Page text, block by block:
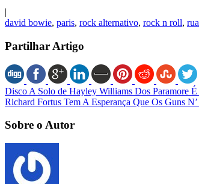
|
david bowie, paris, rock alternativo, rock n roll, rua
Partilhar Artigo
Disco A Solo de Hayley Williams Dos Paramore
Richard Fortus Tem A Esperança Que Os Guns
Sobre o Autor